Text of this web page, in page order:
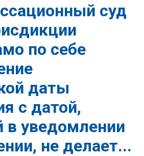
суд
по себе
даты
с датой,
в уведомлении
не делает...